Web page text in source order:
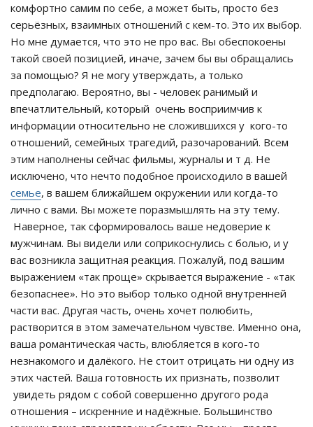
комфортно самим по себе, а может быть, просто без
серьёзных, взаимных отношений с кем-то. Это их выбор.
Но мне думается, что это не про вас. Вы обеспокоены
такой своей позицией, иначе, зачем бы вы обращались
за помощью? Я не могу утверждать, а только
предполагаю. Вероятно, вы - человек ранимый и
впечатлительный, который очень восприимчив к
информации относительно не сложившихся у кого-то
отношений, семейных трагедий, разочарований. Всем
этим наполнены сейчас фильмы, журналы и т д. Не
исключено, что нечто подобное происходило в вашей
семье, в вашем ближайшем окружении или когда-то
лично с вами. Вы можете поразмышлять на эту тему.
Наверное, так сформировалось ваше недоверие к
мужчинам. Вы видели или соприкоснулись с болью, и у
вас возникла защитная реакция. Пожалуй, под вашим
выражением «так проще» скрывается выражение - «так
безопаснее». Но это выбор только одной внутренней
части вас. Другая часть, очень хочет полюбить,
растворится в этом замечательном чувстве. Именно она,
ваша романтическая часть, влюбляется в кого-то
незнакомого и далёкого. Не стоит отрицать ни одну из
этих частей. Ваша готовность их признать, позволит
увидеть рядом с собой совершенно другого рода
отношения – искренние и надёжные. Большинство